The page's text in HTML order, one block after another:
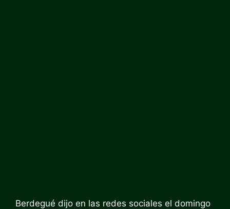
Berdegué dijo en las redes sociales el domingo